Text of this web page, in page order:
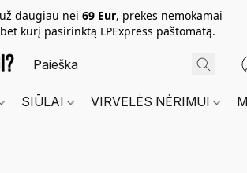
daugiau nei 69 Eur, prekes nemokamai
kurį pasirinktą LPExpress paštomatą.
SIŪLAI VIRVELĖS NĖRIMUI